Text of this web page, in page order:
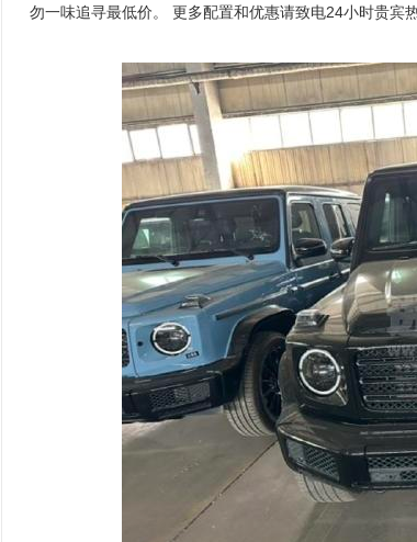
勿一味追寻最低价。 更多配置和优惠请致电24小时贵宾